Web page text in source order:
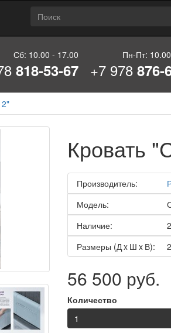
Сб: 10.00 - 17.00
818-53-67
Пн-Пт:
+7 978876-
Кровать
Производитель:
Модель:
Наличие:
Размеры (Д x Ш x В):
56 500 руб.
Количество